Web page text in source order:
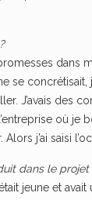
dans
se concrétisait,
J’avais des
où je
j’ai saisi
dans le projet
jeune et